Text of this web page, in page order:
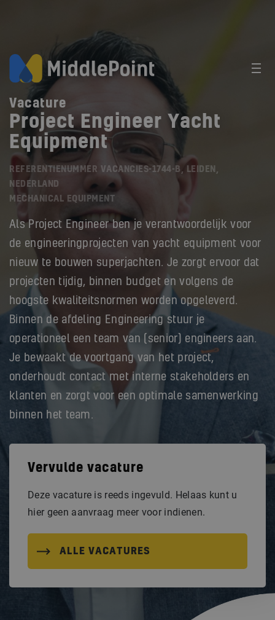
Vacature
Project Engineer Yacht
Equipment
REFERENTIENUMMER VACANCIES-1744-B, LEIDEN,
NEDERLAND
MECHANICAL EQUIPMENT
Als Project Engineer ben je verantwoordelijk voor
de engineeringprojecten van yacht equipment voor
nieuw te bouwen superjachten. Je zorgt ervoor dat
projecten tijdig, binnen budget en volgens de
hoogste kwaliteitsnormen worden opgeleverd.
Binnen de afdeling Engineering stuur je
operationeel een team van (senior) engineers aan.
Je bewaakt de voortgang van het project,
onderhoudt contact met interne stakeholders en
klanten en zorgt voor een optimale samenwerking
binnen het team.
Vervulde vacature
Deze vacature is reeds ingevuld. Helaas kunt u
hier geen aanvraag meer voor indienen.
ALLE VACATURES